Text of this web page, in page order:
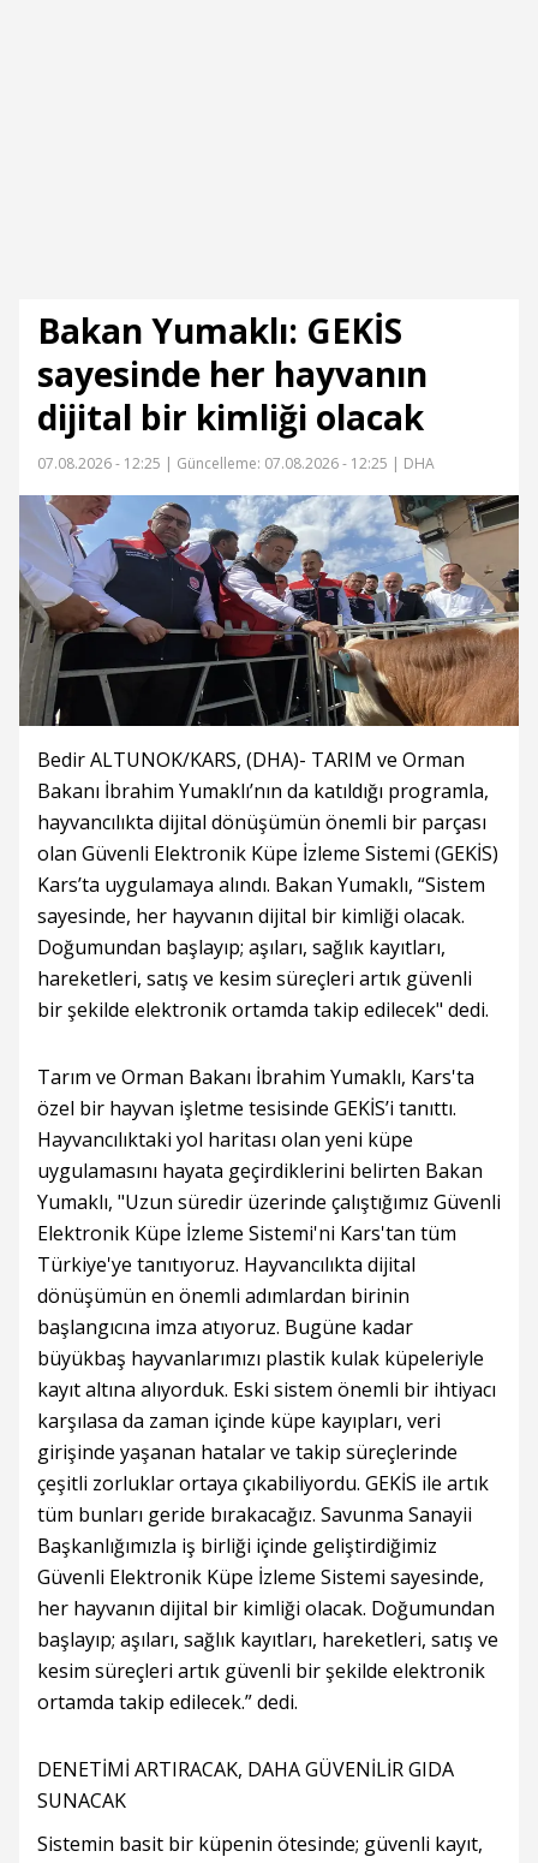
Bakan Yumaklı: GEKİS
sayesinde her hayvanın
dijital bir kimliği olacak
07.08.2026 - 12:25 | Güncelleme: 07.08.2026 - 12:25 | DHA
Bedir ALTUNOK/KARS, (DHA)- TARIM ve Orman
Bakanı İbrahim Yumaklı’nın da katıldığı programla,
hayvancılıkta dijital dönüşümün önemli bir parçası
olan Güvenli Elektronik Küpe İzleme Sistemi (GEKİS)
Kars’ta uygulamaya alındı. Bakan Yumaklı, “Sistem
sayesinde, her hayvanın dijital bir kimliği olacak.
Doğumundan başlayıp; aşıları, sağlık kayıtları,
hareketleri, satış ve kesim süreçleri artık güvenli
bir şekilde elektronik ortamda takip edilecek" dedi.
Tarım ve Orman Bakanı İbrahim Yumaklı, Kars'ta
özel bir hayvan işletme tesisinde GEKİS’i tanıttı.
Hayvancılıktaki yol haritası olan yeni küpe
uygulamasını hayata geçirdiklerini belirten Bakan
Yumaklı, "Uzun süredir üzerinde çalıştığımız Güvenli
Elektronik Küpe İzleme Sistemi'ni Kars'tan tüm
Türkiye'ye tanıtıyoruz. Hayvancılıkta dijital
dönüşümün en önemli adımlardan birinin
başlangıcına imza atıyoruz. Bugüne kadar
büyükbaş hayvanlarımızı plastik kulak küpeleriyle
kayıt altına alıyorduk. Eski sistem önemli bir ihtiyacı
karşılasa da zaman içinde küpe kayıpları, veri
girişinde yaşanan hatalar ve takip süreçlerinde
çeşitli zorluklar ortaya çıkabiliyordu. GEKİS ile artık
tüm bunları geride bırakacağız. Savunma Sanayii
Başkanlığımızla iş birliği içinde geliştirdiğimiz
Güvenli Elektronik Küpe İzleme Sistemi sayesinde,
her hayvanın dijital bir kimliği olacak. Doğumundan
başlayıp; aşıları, sağlık kayıtları, hareketleri, satış ve
kesim süreçleri artık güvenli bir şekilde elektronik
ortamda takip edilecek.” dedi.
DENETİMİ ARTIRACAK, DAHA GÜVENİLİR GIDA
SUNACAK
Sistemin basit bir küpenin ötesinde; güvenli kayıt,